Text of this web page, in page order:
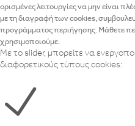
ορισμένες λειτουργίες να μην είναι
με τη διαγραφή των cookies,
προγράμματος περιήγησης. Μάθετε
χρησιμοποιούμε.
Με το slider, μπορείτε να
διαφορετικούς τύπους cookies: